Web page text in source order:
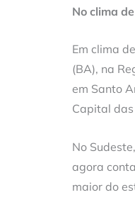
No clima
Em clima
(BA), na
em Santo
Capital
No
agora
maior do